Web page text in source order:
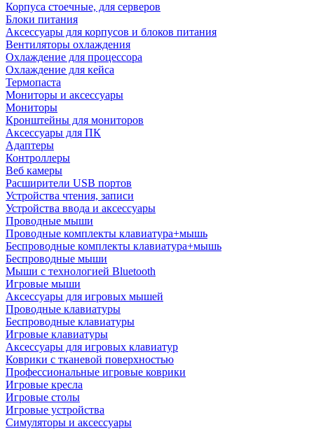
Корпуса стоечные, для серверов
Блоки питания
Аксессуары для корпусов и блоков питания
Вентиляторы охлаждения
Охлаждение для процессора
Охлаждение для кейса
Термопаста
Мониторы и аксессуары
Мониторы
Кронштейны для мониторов
Аксессуары для ПК
Адаптеры
Контроллеры
Веб камеры
Расширители USB портов
Устройства чтения, записи
Устройства ввода и аксессуары
Проводные мыши
Проводные комплекты клавиатура+мышь
Беспроводные комплекты клавиатура+мышь
Беспроводные мыши
Мыши с технологией Bluetooth
Игровые мыши
Аксессуары для игровых мышей
Проводные клавиатуры
Беспроводные клавиатуры
Игровые клавиатуры
Аксессуары для игровых клавиатур
Коврики с тканевой поверхностью
Профессиональные игровые коврики
Игровые кресла
Игровые столы
Игровые устройства
Симуляторы и аксессуары